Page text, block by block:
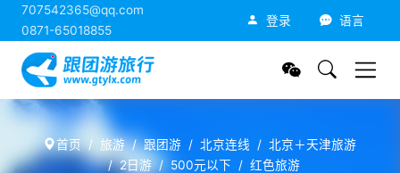
707542365@qq.com
0871-65018855
登录 语言
首页 旅游 跟团游 北京连线
北京＋天津旅游
2日游
500元以下 红色旅游